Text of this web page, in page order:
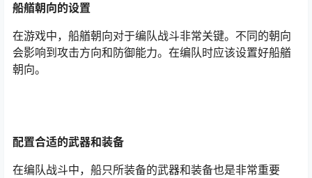
船艏朝向的设置
在游戏中，船艏朝向对于编队战斗非常关键。不同的朝向
会影响到攻击方向和防御能力。在编队时应该设置好船艏
朝向。
配置合适的武器和装备
在编队战斗中，船只所装备的武器和装备也是非常重要